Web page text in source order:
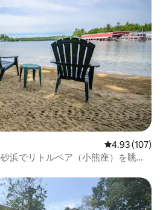
レビュー107
4.93 (107)
浜でリトルベア（小熊座）を眺め